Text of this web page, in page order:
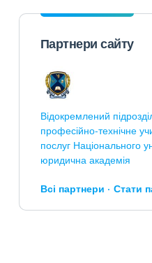
Партнери сайту
Відокремлений
професійно-технічне
послуг Національного
юридична академія
Всі партнери Стати